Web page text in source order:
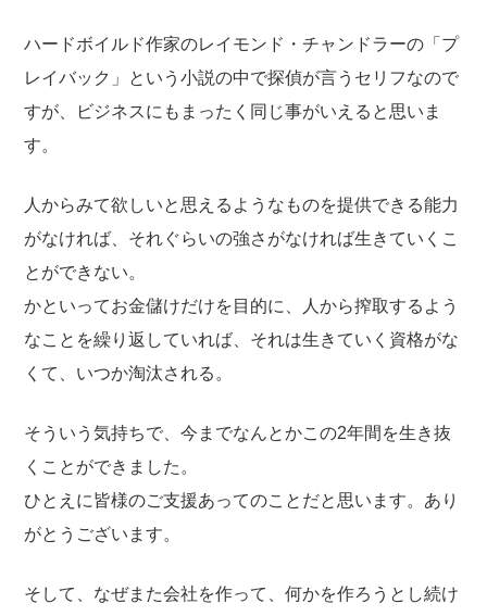
ハードボイルド作家のレイモンド・チャンドラーの「プ
レイバック」という小説の中で探偵が言うセリフなので
すが、ビジネスにもまったく同じ事がいえると思いま
す。
人からみて欲しいと思えるようなものを提供できる能力
がなければ、それぐらいの強さがなければ生きていくこ
とができない。
かといってお金儲けだけを目的に、人から搾取するよう
なことを繰り返していれば、それは生きていく資格がな
くて、いつか淘汰される。
そういう気持ちで、今までなんとかこの2年間を生き抜
くことができました。
ひとえに皆様のご支援あってのことだと思います。あり
がとうございます。
そして、なぜまた会社を作って、何かを作ろうとし続け